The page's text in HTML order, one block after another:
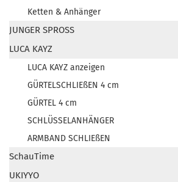
Ketten & Anhänger
JUNGER SPROSS
LUCA KAYZ
LUCA KAYZ anzeigen
GÜRTELSCHLIEßEN 4 cm
GÜRTEL 4 cm
SCHLÜSSELANHÄNGER
ARMBAND SCHLIEßEN
SchauTime
UKIYYO